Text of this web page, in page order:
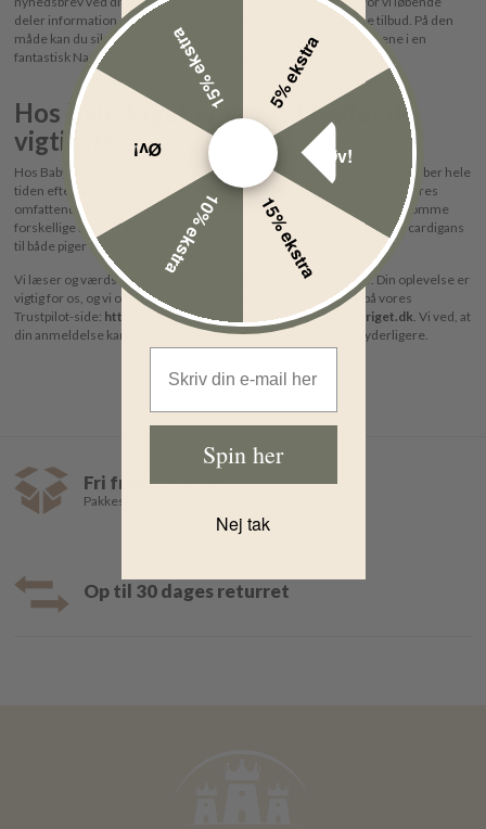
deler information om kommende udsalg og andre spændende tilbud. På den
måde kan du sikre dig, at du ikke går glip af chancen for at få fingrene i en
fantastisk Name It cardigan til børn til en ekstra god pris.
Hos BabyRiget er vores kunder de
vigtigste
Hos BabyRiget lægger vi stor vægt på vores kunders tilfredshed og stræber hele
tiden efter at være din foretrukne online butik for børne- og babytøj. Vores
omfattende udvalg af Name It cardigans er nøje udvalgt for at imødekomme
forskellige behov, størrelser og stilarter, og det omfatter selvfølgelig cardigans
til både piger og drenge.
Vi læser og værdsætter alle tilbagemeldinger fra vores kunder. Din oplevelse er
vigtig for os, og vi opfordrer dig derfor til at dele din feedback på vores
Trustpilot-side: https://dk.trustpilot.com/review/www.babyriget.dk . Vi ved, at
din anmeldelse kan hjælpe os med at forbedre vores service yderligere.
Fri fragt over 499,-
Pakkeshop 35,- | Hjemmelevering fra 39,-
Op til 30 dages returret
5% ekstra
Øv!
15% ekstra
10% ekstra
Øv!
15% ekstra
Spin her
Nej tak